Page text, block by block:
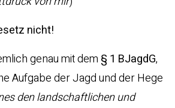
nicht!
genau mit dem § 1 BJagdG,
Aufgabe der Jagd und der Hege
den landschaftlichen und